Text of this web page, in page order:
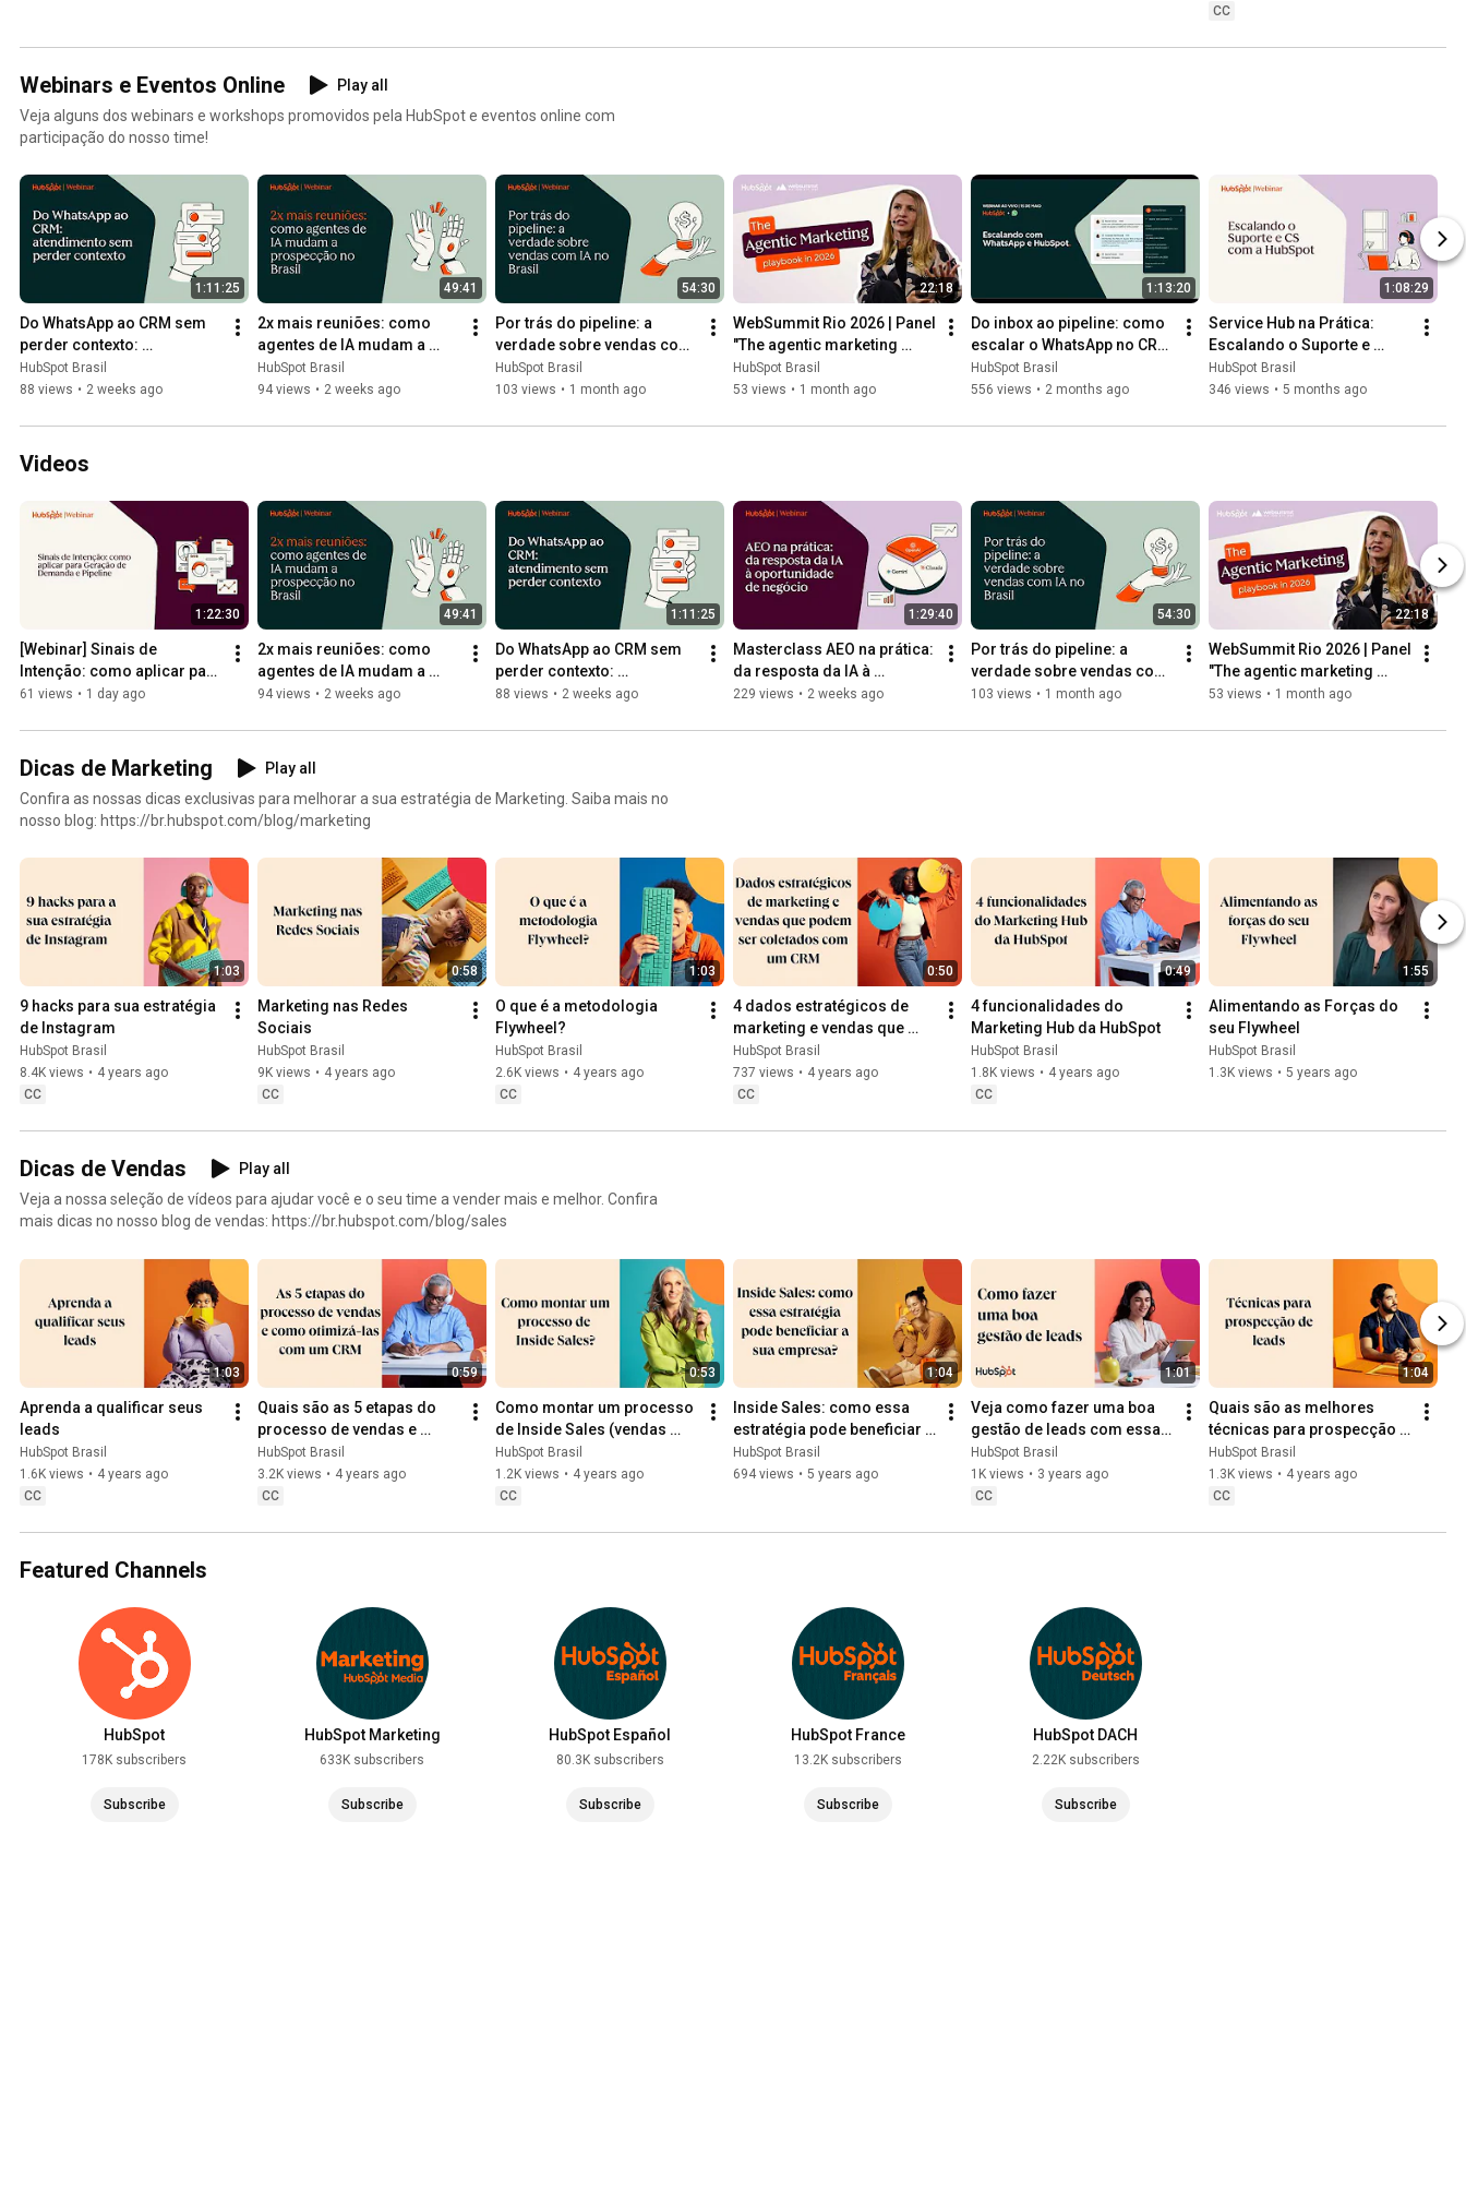
CC
Webinars e Eventos Online
Play all
Veja alguns dos webinars e workshops promovidos pela HubSpot e eventos online com
participação do nosso time!
1:11:25
Do WhatsApp ao CRM sem
perder contexto:
CoExistence, WhatsApp
Home e Customer Agent |
HubSpot Brasil
88 views • 2 weeks ago
49:41
2x mais reuniões: como
agentes de IA mudam a
prospecção no Brasil
HubSpot Brasil
94 views • 2 weeks ago
54:30
Por trás do pipeline: a
verdade sobre vendas com
IA no Brasil
HubSpot Brasil
103 views • 1 month ago
22:18
WebSummit Rio 2026 | Panel
"The agentic marketing
playbook in 2026"
HubSpot Brasil
53 views • 1 month ago
1:13:20
Do inbox ao pipeline: como
escalar o WhatsApp no CRM
com a HubSpot | Webinar
2026
HubSpot Brasil
556 views • 2 months ago
1:08:29
Service Hub na Prática:
Escalando o Suporte e
Customer Success com a
HubSpot
HubSpot Brasil
346 views • 5 months ago
Videos
1:22:30
[Webinar] Sinais de
Intenção: como aplicar para
Geração de Demanda e
61 views • 1 day ago
49:41
2x mais reuniões: como
agentes de IA mudam a
prospecção no Brasil
94 views • 2 weeks ago
1:11:25
Do WhatsApp ao CRM sem
perder contexto:
CoExistence, WhatsApp
HubSpot 2026
88 views • 2 weeks ago
1:29:40
Masterclass AEO na prática:
da resposta da IA à
oportunidade de negócio
229 views • 2 weeks ago
54:30
Por trás do pipeline: a
verdade sobre vendas com
IA no Brasil
103 views • 1 month ago
22:18
WebSummit Rio 2026 | Panel
"The agentic marketing
playbook in 2026"
53 views • 1 month ago
Dicas de Marketing
Play all
Confira as nossas dicas exclusivas para melhorar a sua estratégia de Marketing. Saiba mais no
nosso blog: https://br.hubspot.com/blog/marketing
1:03
9 hacks para sua estratégia
de Instagram
HubSpot Brasil
8.4K views • 4 years ago
CC
0:58
Marketing nas Redes
Sociais
HubSpot Brasil
9K views • 4 years ago
CC
1:03
O que é a metodologia
Flywheel?
HubSpot Brasil
2.6K views • 4 years ago
CC
0:50
4 dados estratégicos de
marketing e vendas que
podem ser coletados e
consultados em um CRM
HubSpot Brasil
737 views • 4 years ago
CC
0:49
4 funcionalidades do
Marketing Hub da HubSpot
HubSpot Brasil
1.8K views • 4 years ago
CC
1:55
Alimentando as Forças do
seu Flywheel
HubSpot Brasil
1.3K views • 5 years ago
Dicas de Vendas
Play all
Veja a nossa seleção de vídeos para ajudar você e o seu time a vender mais e melhor. Confira
mais dicas no nosso blog de vendas: https://br.hubspot.com/blog/sales
1:03
Aprenda a qualificar seus
leads
HubSpot Brasil
1.6K views • 4 years ago
CC
0:59
Quais são as 5 etapas do
processo de vendas e
como otimizá-las com um
CRM
HubSpot Brasil
3.2K views • 4 years ago
CC
0:53
Como montar um processo
de Inside Sales (vendas
internas)?
HubSpot Brasil
1.2K views • 4 years ago
CC
1:04
Inside Sales: como essa
estratégia pode beneficiar a
sua empresa?
HubSpot Brasil
694 views • 5 years ago
1:01
Veja como fazer uma boa
gestão de leads com essas
dicas
HubSpot Brasil
1K views • 3 years ago
CC
1:04
Quais são as melhores
técnicas para prospecção
de leads?
HubSpot Brasil
1.3K views • 4 years ago
CC
Featured Channels
HubSpot
178K subscribers
Subscribe
HubSpot Marketing
633K subscribers
Subscribe
HubSpot Español
80.3K subscribers
Subscribe
HubSpot France
13.2K subscribers
Subscribe
HubSpot DACH
2.22K subscribers
Subscribe